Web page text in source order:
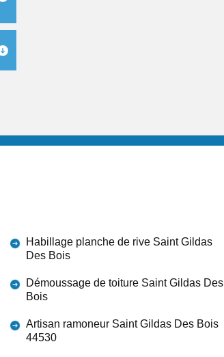
Habillage planche de rive Saint Gildas
Des Bois
Démoussage de toiture Saint Gildas Des
Bois
Artisan ramoneur Saint Gildas Des Bois
44530